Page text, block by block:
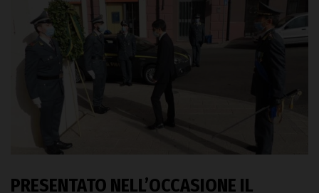
PRESENTATO NELL’OCCASIONE IL